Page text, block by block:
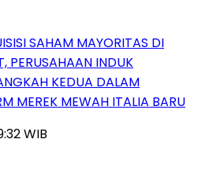
SAHAM MAYORITAS DI
PERUSAHAAN INDUK
KEDUA DALAM
MEREK MEWAH ITALIA BARU
WIB